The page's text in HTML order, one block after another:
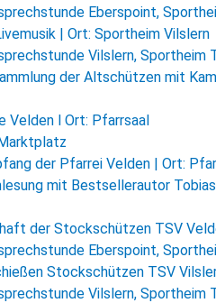
Eberspoint,
| Ort: Sportheim Vilslern
Vilslern, Sportheim
der Altschützen mit
Velden l Ort: Pfarrsaal
der Pfarrei Velden | Ort:
mit Bestsellerautor
der Stockschützen TSV
Eberspoint,
Stockschützen TSV
Vilslern, Sportheim